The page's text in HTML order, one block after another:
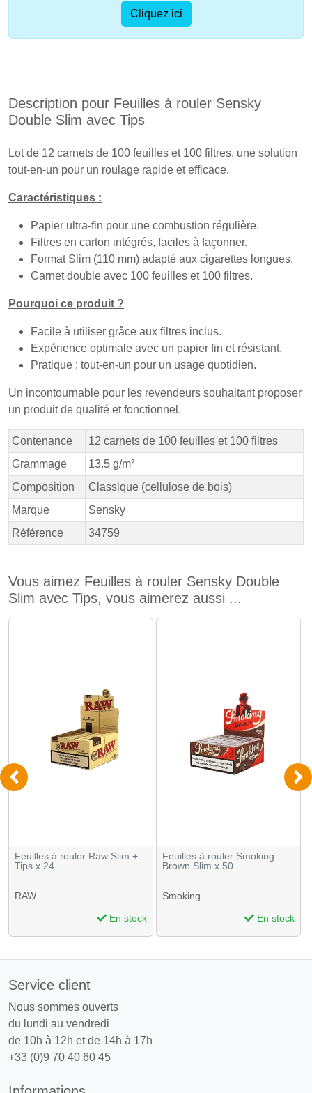
Cliquez ici
Description pour Feuilles à rouler Sensky
Double Slim avec Tips
Lot de 12 carnets de 100 feuilles et 100 filtres, une solution
tout-en-un pour un roulage rapide et efficace.
Caractéristiques :
Papier ultra-fin pour une combustion régulière.
Filtres en carton intégrés, faciles à façonner.
Format Slim (110 mm) adapté aux cigarettes longues.
Carnet double avec 100 feuilles et 100 filtres.
Pourquoi ce produit ?
Facile à utiliser grâce aux filtres inclus.
Expérience optimale avec un papier fin et résistant.
Pratique : tout-en-un pour un usage quotidien.
Un incontournable pour les revendeurs souhaitant proposer
un produit de qualité et fonctionnel.
Contenance
12 carnets de 100 feuilles et 100 filtres
Grammage
13.5 g/m²
Composition
Classique (cellulose de bois)
Marque
Sensky
Référence
34759
Vous aimez Feuilles à rouler Sensky Double
Slim avec Tips, vous aimerez aussi ...
Feuilles à rouler Raw Slim +
Tips x 24
RAW
En stock
Feuilles à rouler Smoking
Brown Slim x 50
Smoking
En stock
Service client
Nous sommes ouverts
du lundi au vendredi
de 10h à 12h et de 14h à 17h
+33 (0)9 70 40 60 45